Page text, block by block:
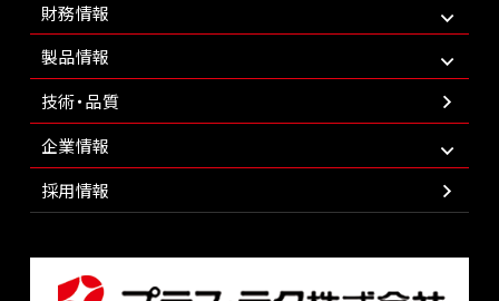
財務情報
製品情報
技術・品質
企業情報
採用情報